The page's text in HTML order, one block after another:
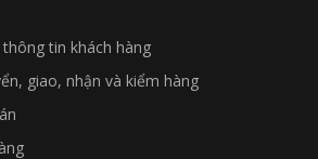
tin khách hàng
giao, nhận và kiểm hàng